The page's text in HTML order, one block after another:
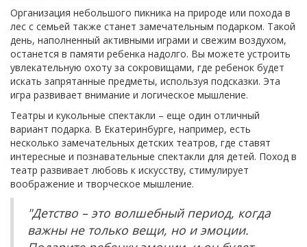
Организация небольшого пикника на природе или похода в
лес с семьей также станет замечательным подарком. Такой
день, наполненный активными играми и свежим воздухом,
останется в памяти ребенка надолго. Вы можете устроить
увлекательную охоту за сокровищами, где ребенок будет
искать запрятанные предметы, используя подсказки. Эта
игра развивает внимание и логическое мышление.
Театры и кукольные спектакли – еще один отличный
вариант подарка. В Екатеринбурге, например, есть
несколько замечательных детских театров, где ставят
интересные и познавательные спектакли для детей. Поход в
театр развивает любовь к искусству, стимулирует
воображение и творческое мышление.
"Детство – это волшебный период, когда
важны не только вещи, но и эмоции.